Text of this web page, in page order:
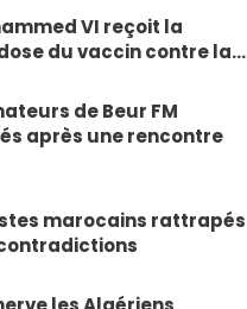
VI reçoit la
du vaccin contre la…
de Beur FM
après une rencontre
marocains rattrapés